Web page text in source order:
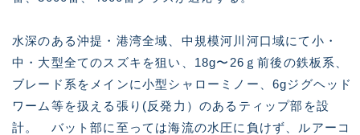
水深のある沖提・港湾全域、中規模河川河口域にて小・
中・大型全てのスズキを狙い、18g〜26ｇ前後の鉄板系、
ブレード系をメインに小型シャローミノー、6gジグヘッド
ワーム等を扱える張り(反発力）のあるティップ部を設
計。 バット部に至っては海流の水圧に負けず、ルアーコ